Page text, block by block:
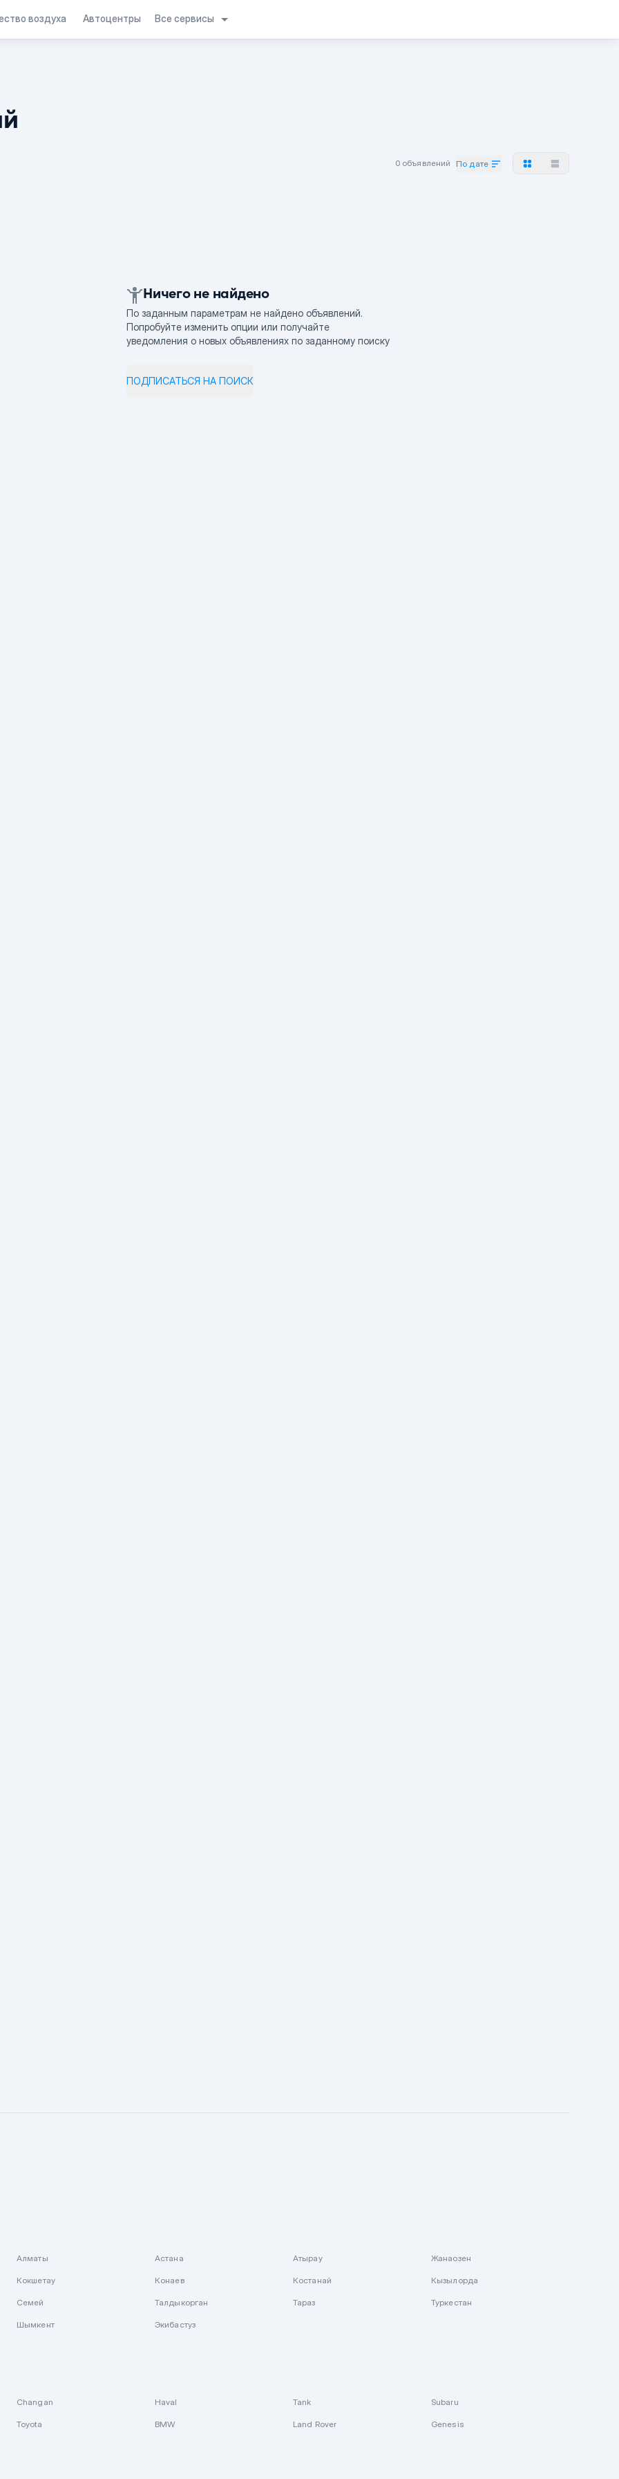
воздуха Автоцентры Все сервисы
0 объявлений По дате
Ничего не найдено
По заданным параметрам не найдено объявлений.
Попробуйте изменить опции или получайте
уведомления о новых объявлениях по заданному поиску
ПОДПИСАТЬСЯ НА ПОИСК
Алматы Астана Атырау Жанаозен
Кокшетау Конаев Костанай Кызылорда
Семей Талдыкорган Тараз Туркестан
Шымкент Экибастуз
Changan Haval Tank Subaru
Toyota BMW Land Rover Genesis